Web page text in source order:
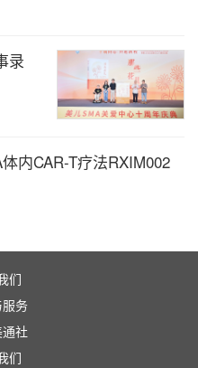
录
内CAR-T疗法RXIM002
们
务
社
们